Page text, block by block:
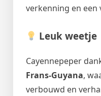
verkenning en een
Leuk weetje
Cayennepeper
Frans-Guyana,
verbouwd en